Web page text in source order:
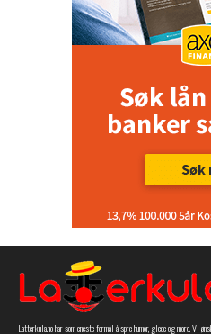
Latterkula.no har som eneste formål å spre humor, glede og moro. Vi